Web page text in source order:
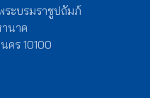
ระบรมราชูปถัมภ์
นาค
คร 10100